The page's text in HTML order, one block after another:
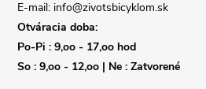
E-mail: info@zivotsbicyklom.sk
Otváracia doba:
Po-Pi : 9,oo - 17,oo hod
So : 9,oo - 12,oo | Ne : Zatvorené